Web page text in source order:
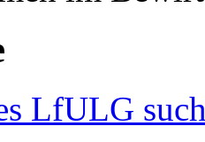
LfULG